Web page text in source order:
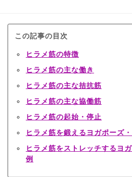
この記事の目次
ヒラメ筋の特徴
ヒラメ筋の主な働き
ヒラメ筋の主な拮抗筋
ヒラメ筋の主な協働筋
ヒラメ筋の起始・停止
ヒラメ筋を鍛えるヨガポーズ
ヒラメ筋をストレッチするヨ
例